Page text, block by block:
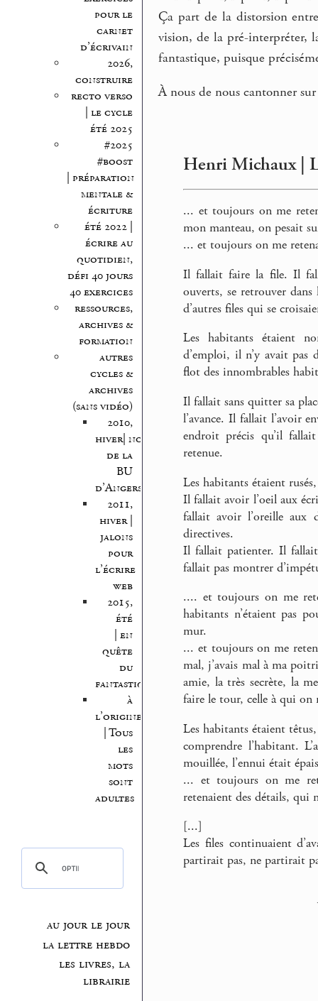
pour le
carnet
d’écrivain
2026,
construire
recto verso
| le cycle
été 2025
#2025
#boost
| préparation
mentale &
écriture
été 2022 |
écrire au
quotidien,
défi 40 jours
40 exercices
ressources,
archives &
formation
autres
cycles &
archives
(sans vidéo)
2010,
hiver| nocturnes
de la
BU
d’Angers
2011,
hiver |
jalons
pour
l’écrire
web
2015,
été
| en
quête
du
fantastique
à
l’origine
| Tous
les
mots
sont
adultes
au jour le jour
la lettre hebdo
les livres, la
librairie
Ça part de la distorsion
vision, de la pré-interpréter,
fantastique, puisque
À nous de nous cantonner
Henri Michaux |
... et toujours on me
mon manteau, on pesait
... et toujours on me
Il fallait faire la file. Il
ouverts, se retrouver
d’autres files qui se
Les habitants étaient
d’emploi, il n’y avait pas
flot des innombrables
Il fallait sans quitter sa
l’avance. Il fallait l’avoir
endroit précis qu’il
retenue.
Les habitants étaient
Il fallait avoir l’oeil aux
fallait avoir l’oreille aux
directives.
Il fallait patienter. Il
fallait pas montrer
.... et toujours on me
habitants n’étaient pas
mur.
... et toujours on me
mal, j’avais mal à ma
amie, la très secrète, la
faire le tour, celle à qui on
Les habitants étaient
comprendre l’habitant.
mouillée, l’ennui était
... et toujours on me
retenaient des détails, qui
[...]
Les files continuaient
partirait pas, ne partirait